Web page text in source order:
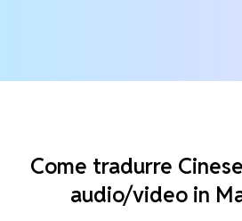
Come tradurre
audio/video in